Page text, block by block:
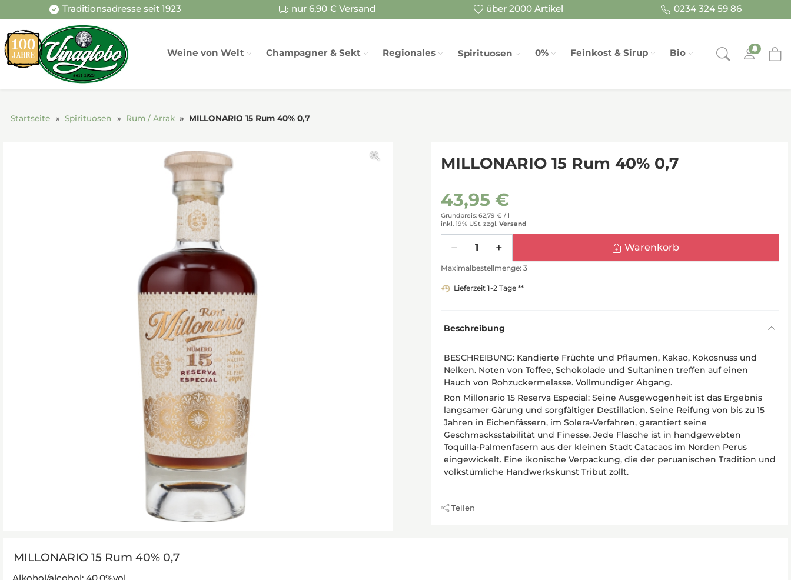
Traditionsadresse seit 1923 nur 6,90 € Versand über 2000 Artikel 0234 324 59 86
Weine von Welt Champagner & Sekt Regionales Spirituosen 0% Feinkost & Sirup Bio
Startseite Spirituosen Rum / Arrak MILLONARIO 15 Rum 40% 0,7
MILLONARIO 15 Rum 40% 0,7
43,95 €
Grundpreis: 62,79 € / l
inkl. 19% USt. zzgl. Versand
Warenkorb
Maximalbestellmenge: 3
Lieferzeit 1-2 Tage **
Beschreibung
BESCHREIBUNG: Kandierte Früchte und Pflaumen, Kakao, Kokosnuss und
Nelken. Noten von Toffee, Schokolade und Sultaninen treffen auf einen
Hauch von Rohzuckermelasse. Vollmundiger Abgang.
Ron Millonario 15 Reserva Especial: Seine Ausgewogenheit ist das Ergebnis
langsamer Gärung und sorgfältiger Destillation. Seine Reifung von bis zu 15
Jahren in Eichenfässern, im Solera-Verfahren, garantiert seine
Geschmacksstabilität und Finesse. Jede Flasche ist in handgewebten
Toquilla-Palmenfasern aus der kleinen Stadt Catacaos im Norden Perus
eingewickelt. Eine ikonische Verpackung, die der peruanischen Tradition und
volkstümliche Handwerkskunst Tribut zollt.
Teilen
MILLONARIO 15 Rum 40% 0,7